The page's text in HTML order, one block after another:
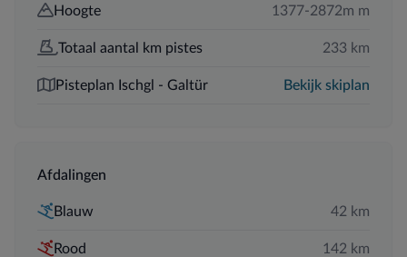
Hoogte 1377-2872m m
Totaal aantal km pistes 233 km
Pisteplan Ischgl - Galtür Bekijk skiplan
Afdalingen
Blauw 42 km
Rood 142 km